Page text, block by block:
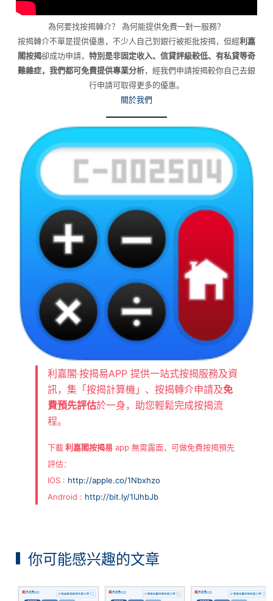
為何要找按揭轉介？ 為何能提供免費一對一服務？
按揭轉介不單是提供優惠，不少人自己到銀行被拒批按揭，但經利嘉
閣按揭卻成功申請， 特別是非固定收入、信貸評級較低、有私貸等奇
難雜症，我們都可免費提供專業分析，經我們申請按揭較你自己去銀
行申請可取得更多的優惠。
關於我們
利嘉閣‧按揭易APP 提供一站式按揭服務及資
訊，集「按揭計算機」、按揭轉介申請及免
費預先評估於一身，助您輕鬆完成按揭流
程。
下載利嘉閣按揭易app 無需露面，可做免費按揭預先
評估：
IOS : http://apple.co/1Nbxhzo
Android : http://bit.ly/1IJhbJb
你可能感兴趣的文章